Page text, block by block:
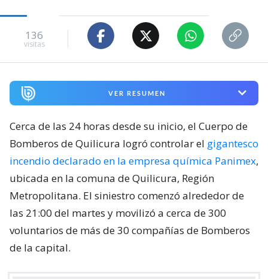
136
visitas
VER RESUMEN
Cerca de las 24 horas desde su inicio, el Cuerpo de
Bomberos de Quilicura logró controlar el gigantesco
incendio declarado en la empresa química Panimex,
ubicada en la comuna de Quilicura, Región
Metropolitana. El siniestro comenzó alrededor de
las 21:00 del martes y movilizó a cerca de 300
voluntarios de más de 30 compañías de Bomberos
de la capital.